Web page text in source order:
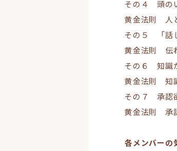
その４ 頭の
黄金法則 人
その５ 「話
黄金法則 伝
その６ 知識
黄金法則 知
その７ 承認
黄金法則 承
各メンバーの